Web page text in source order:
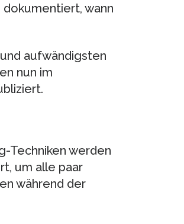
wann
aufwändigsten
nun im
Techniken werden
um alle paar
während der